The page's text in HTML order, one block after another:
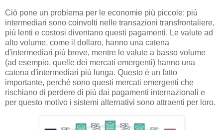
Ciò pone un problema per le economie più piccole: più
intermediari sono coinvolti nelle transazioni transfrontaliere,
più lenti e costosi diventano questi pagamenti. Le valute ad
alto volume, come il dollaro, hanno una catena
d'intermediari più breve, mentre le valute a basso volume
(ad esempio, quelle dei mercati emergenti) hanno una
catena d'intermediari più lunga. Questo è un fatto
importante, perché sono questi mercati emergenti che
rischiano di perdere di più dai pagamenti internazionali e
per questo motivo i sistemi alternativi sono attraenti per loro.